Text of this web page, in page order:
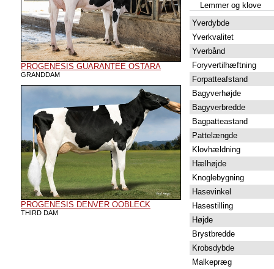
PROGENESIS GUARANTEE OSTARA
GRANDDAM
PROGENESIS DENVER OOBLECK
THIRD DAM
Lemmer og klove
Yverdybde
Yverkvalitet
Yverbånd
Foryvertilhæftning
Forpatteafstand
Bagyverhøjde
Bagyverbredde
Bagpatteastand
Pattelængde
Klovhældning
Hælhøjde
Knoglebygning
Hasevinkel
Hasestilling
Højde
Brystbredde
Krobsdybde
Malkepræg